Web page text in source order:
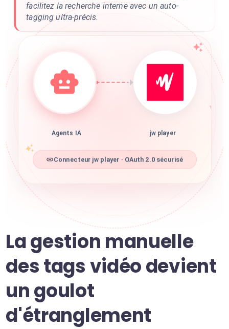
facilitez la recherche interne avec un auto-
tagging ultra-précis.
Agents IA jw player
Connecteur jw player · OAuth 2.0 sécurisé
La gestion manuelle
des tags vidéo devient
un goulot
d'étranglement